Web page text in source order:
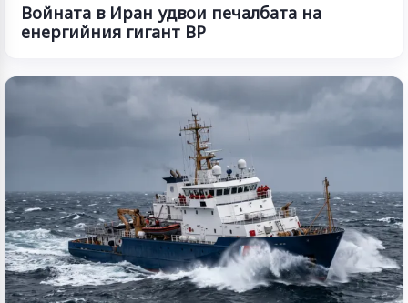
Войната в Иран удвои печалбата на
енергийния гигант BP